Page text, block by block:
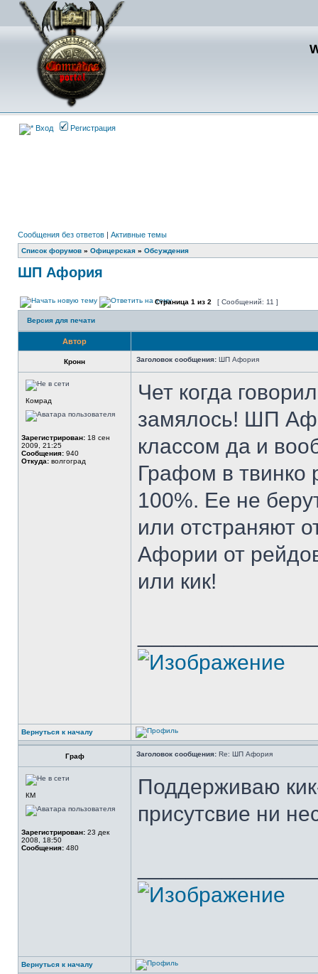
Вход Регистрация
Сообщения без ответов | Активные темы
Список форумов » Офицерская » Обсуждения
ШП Афория
Страница 1 из 2 [ Сообщений: 11 ]
Версия для печати
Автор
Кронн Заголовок сообщения: ШП Афория
Комрад
Зарегистрирован: 18 сен
2009, 21:25
Сообщения: 940
Откуда: волгоград
Чет когда
замялось! ШП
классом да и
Графом в твинко
100%. Ее не
или отстраняют
Афории от
или кик!
Вернуться к началу
Граф Заголовок сообщения: Re: ШП Афория
КМ
Зарегистрирован: 23 дек
2008, 18:50
Сообщения: 480
Поддерживаю
присутсвие ни
Вернуться к началу